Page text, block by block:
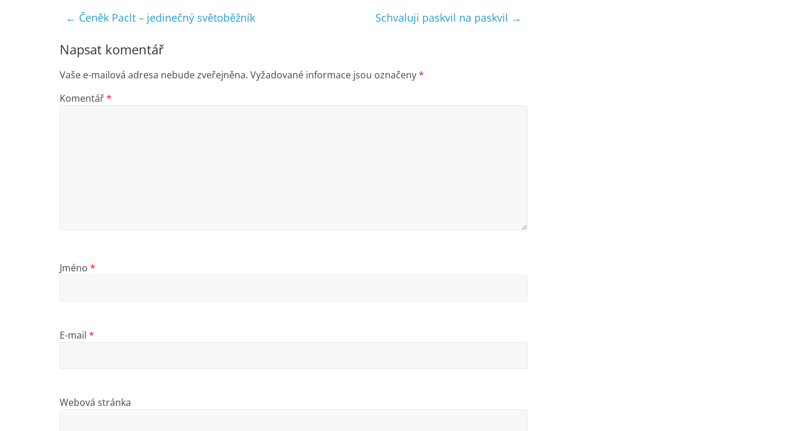
← Čeněk Paclt – jedinečný světoběžník Schvaluji paskvil na paskvil →
Napsat komentář
Vaše e-mailová adresa nebude zveřejněna. Vyžadované informace jsou označeny*
Komentář*
Jméno *
E-mail *
Webová stránka